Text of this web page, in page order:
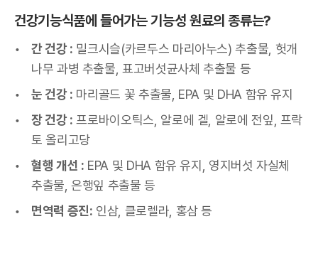
건강기능식품에 들어가는 기능성 원료의 종류는?
간 건강 : 밀크시슬(카르두스 마리아누스) 추출물, 헛개
나무 과병 추출물, 표고버섯균사체 추출물 등
눈 건강 : 마리골드 꽃 추출물, EPA 및 DHA 함유 유지
장 건강 : 프로바이오틱스, 알로에 겔, 알로에 전잎, 프락
토 올리고당
혈행 개선 : EPA 및 DHA 함유 유지, 영지버섯 자실체
추출물, 은행잎 추출물 등
면역력 증진: 인삼, 클로렐라, 홍삼 등